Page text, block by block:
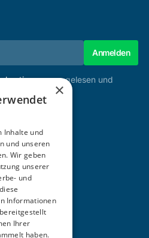
gelesen und
×
Inhalte und
und unseren
Wir geben
unserer
und
Informationen
Ihrer
haben.